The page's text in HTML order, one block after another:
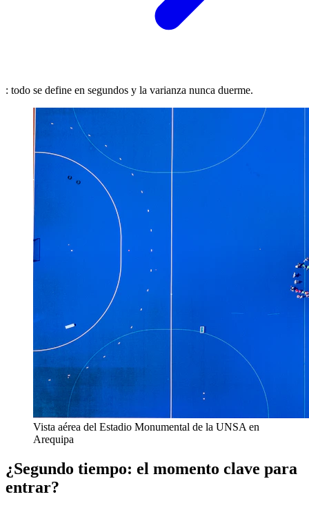
: todo se define en segundos y la varianza nunca duerme.
Vista aérea del Estadio Monumental de la UNSA en
Arequipa
¿Segundo tiempo: el momento clave para
entrar?